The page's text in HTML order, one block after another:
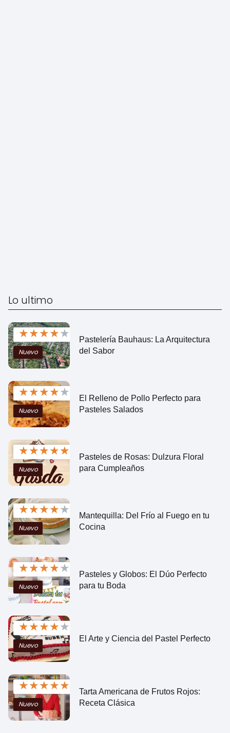
Lo ultimo
★★★★★
Nuevo
Pastelería Bauhaus: La Arquitectura
del Sabor
★★★★★
Nuevo
El Relleno de Pollo Perfecto para
Pasteles Salados
★★★★★
Nuevo
Pasteles de Rosas: Dulzura Floral
para Cumpleaños
★★★★★
Nuevo
Mantequilla: Del Frío al Fuego en tu
Cocina
★★★★★
Nuevo
Pasteles y Globos: El Dúo Perfecto
para tu Boda
★★★★★
Nuevo
El Arte y Ciencia del Pastel Perfecto
★★★★★
Nuevo
Tarta Americana de Frutos Rojos:
Receta Clásica